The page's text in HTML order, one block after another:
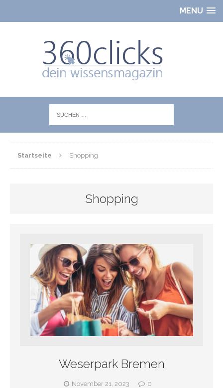
MENU
Startseite Shopping
Shopping
Weserpark Bremen
November 21, 2023 0